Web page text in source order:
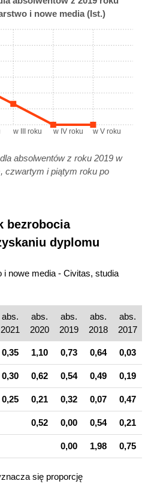
i nowe media (Ist.)
w III roku w IV roku w V roku
absolwentów z roku 2019 w
czwartym i piątym roku po
bezrobocia
dyplomu
nowe media - Civitas, studia
abs.
2021
abs.
2020
abs.
2019
abs.
2018
abs.
2017
0,35 1,10 0,73 0,64 0,03
0,30 0,62 0,54 0,49 0,19
0,25 0,21 0,32 0,07 0,47
0,52 0,00 0,54 0,21
0,00 1,98 0,75
się proporcję